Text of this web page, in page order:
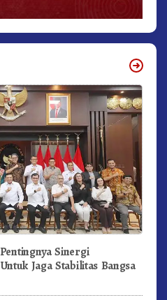
Sinergi
Jaga Stabilitas Bangsa